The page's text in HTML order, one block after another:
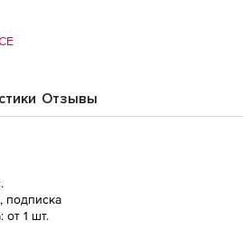
на
до 6 раз за период
Участников
Отзывы
подписка
от 1 шт.